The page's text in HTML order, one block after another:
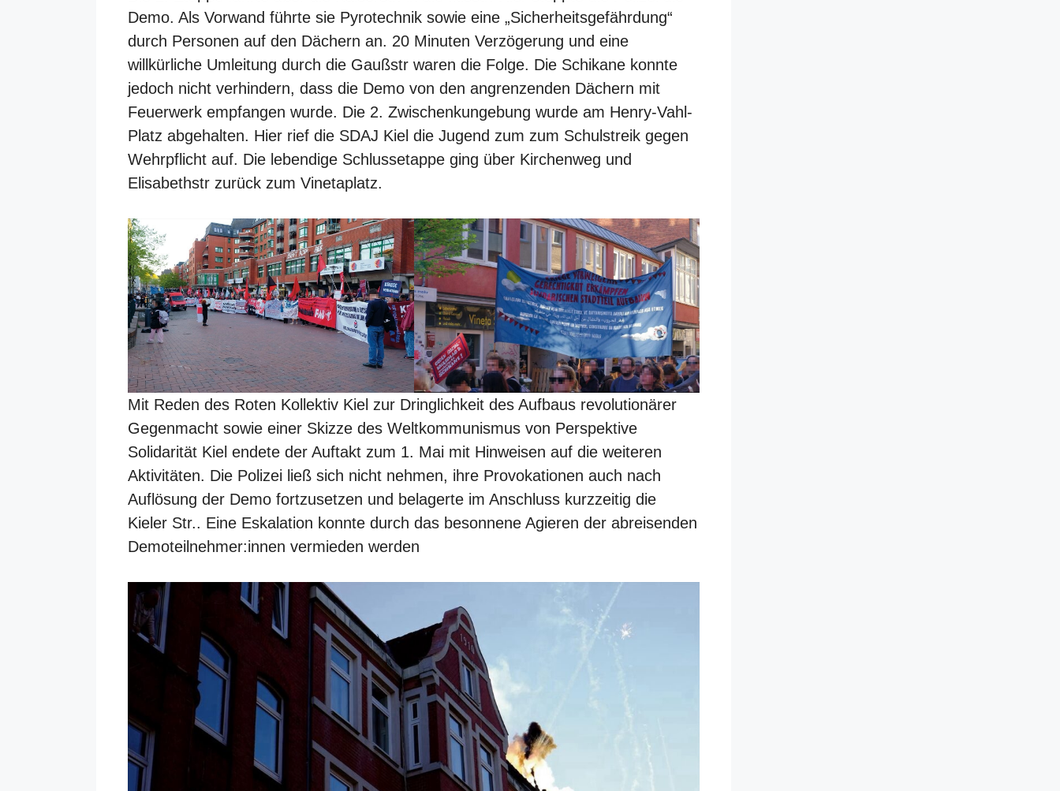
Demo. Als Vorwand führte sie Pyrotechnik sowie eine „Sicherheitsgefährdung“
durch Personen auf den Dächern an. 20 Minuten Verzögerung und eine
willkürliche Umleitung durch die Gaußstr waren die Folge. Die Schikane konnte
jedoch nicht verhindern, dass die Demo von den angrenzenden Dächern mit
Feuerwerk empfangen wurde. Die 2. Zwischenkungebung wurde am Henry-Vahl-
Platz abgehalten. Hier rief die SDAJ Kiel die Jugend zum zum Schulstreik gegen
Wehrpflicht auf. Die lebendige Schlussetappe ging über Kirchenweg und
Elisabethstr zurück zum Vinetaplatz.
Mit Reden des Roten Kollektiv Kiel zur Dringlichkeit des Aufbaus revolutionärer
Gegenmacht sowie einer Skizze des Weltkommunismus von Perspektive
Solidarität Kiel endete der Auftakt zum 1. Mai mit Hinweisen auf die weiteren
Aktivitäten. Die Polizei ließ sich nicht nehmen, ihre Provokationen auch nach
Auflösung der Demo fortzusetzen und belagerte im Anschluss kurzzeitig die
Kieler Str.. Eine Eskalation konnte durch das besonnene Agieren der abreisenden
Demoteilnehmer:innen vermieden werden